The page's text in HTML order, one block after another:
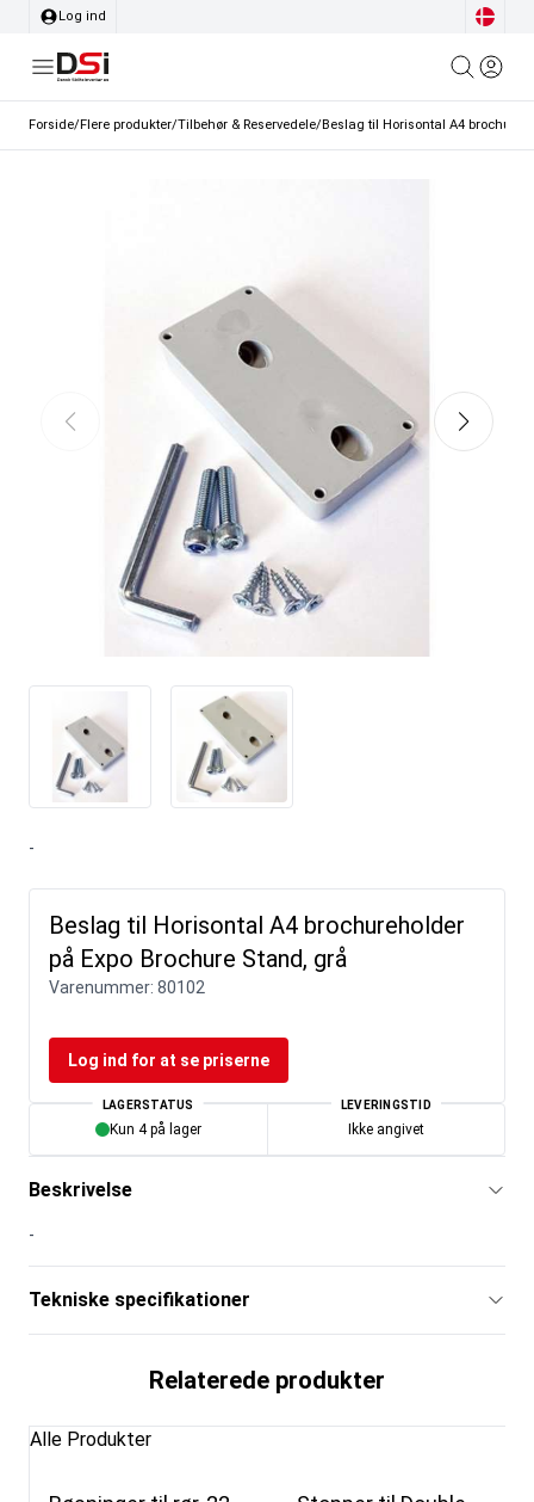
Log ind
Forside/Flere produkter/Tilbehør & Reservedele/Beslag til Horisontal A4
-
Beslag til Horisontal A4 brochureholder
på Expo Brochure Stand, grå
Varenummer: 80102
Log ind for at se priserne
LAGERSTATUS
Kun 4 på lager
LEVERINGSTID
Ikke angivet
Beskrivelse
-
Tekniske specifikationer
Relaterede produkter
Alle Produkter